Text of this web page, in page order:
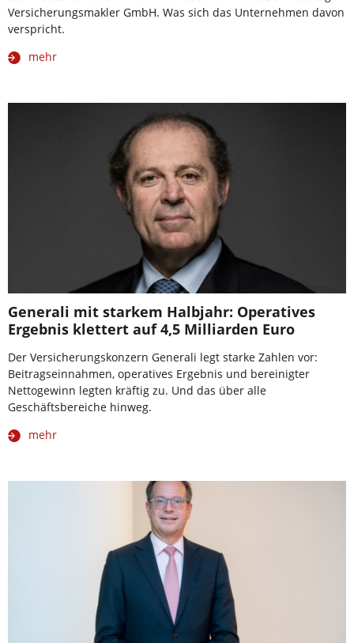
Versicherungsmakler GmbH. Was sich das Unternehmen davon
verspricht.
mehr
Generali mit starkem Halbjahr: Operatives
Ergebnis klettert auf 4,5 Milliarden Euro
Der Versicherungskonzern Generali legt starke Zahlen vor:
Beitragseinnahmen, operatives Ergebnis und bereinigter
Nettogewinn legten kräftig zu. Und das über alle
Geschäftsbereiche hinweg.
mehr